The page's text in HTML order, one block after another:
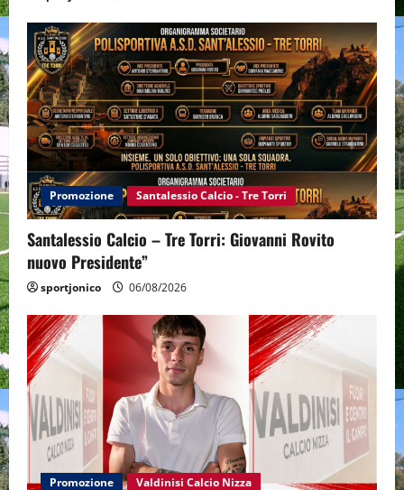
Promozione Santalessio Calcio - Tre Torri
Santalessio Calcio – Tre Torri: Giovanni Rovito
nuovo Presidente”
sportjonico 06/08/2026
Promozione Valdinisi Calcio Nizza